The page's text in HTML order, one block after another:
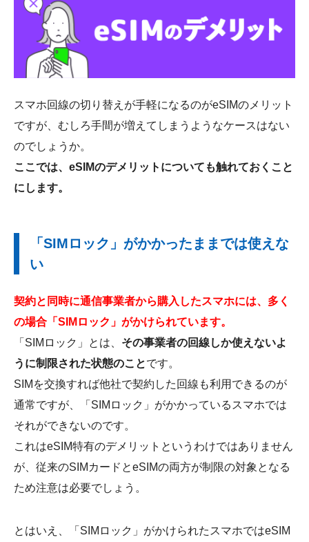
スマホ回線の切り替えが手軽になるのがeSIMのメリット
ですが、むしろ手間が増えてしまうようなケースはない
のでしょうか。
ここでは、eSIMのデメリットについても触れておくこと
にします。
「SIMロック」がかかったままでは使えな
い
契約と同時に通信事業者から購入したスマホには、多く
の場合「SIMロック」がかけられています。
「SIMロック」とは、 その事業者の回線しか使えないよ
うに制限された状態のことです。
SIMを交換すれば他社で契約した回線も利用できるのが
通常ですが、「SIMロック」がかかっているスマホでは
それができないのです。
これはeSIM特有のデメリットというわけではありません
が、従来のSIMカードとeSIMの両方が制限の対象となる
ため注意は必要でしょう。
とはいえ、「SIMロック」がかけられたスマホではeSIM